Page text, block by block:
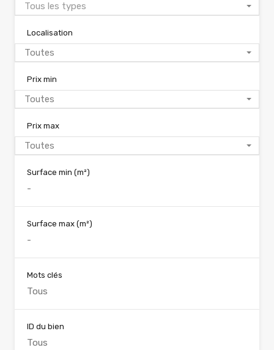
Tous les types
Localisation
Toutes
Prix min
Toutes
Prix max
Toutes
Surface min (m²)
Surface max (m²)
Mots clés
ID du bien